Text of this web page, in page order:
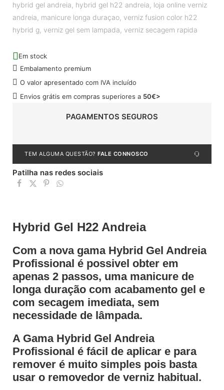
hybrid gel andreia, hybrid gel h22 andreia, loja online verniz
andreia, manicure longa duraçao, verniz fusion color h22
hybrid g, verniz gel sem lampada, verniz secagem rapida
Em stock
Embalamento premium
O valor apresentado com IVA incluído
Envios grátis em compras superiores a 50€>
PAGAMENTOS SEGUROS
TEM ALGUMA QUESTÃO? FALE CONNOSCO
Patilha nas redes sociais
Hybrid Gel H22 Andreia
Com a nova gama Hybrid Gel Andreia
Profissional é possivel obter em
apenas 2 passos, uma manicure de
longa duração com acabamento gel e
com secagem imediata, sem
necessidade de lâmpada.
A Gama Hybrid Gel Andreia
Profissional é fácil de aplicar e para
remover é muito simples pois basta
usar o removedor de verniz habitual.